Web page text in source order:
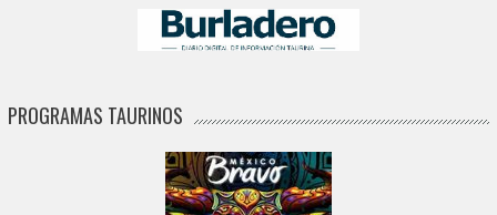
PROGRAMAS TAURINOS